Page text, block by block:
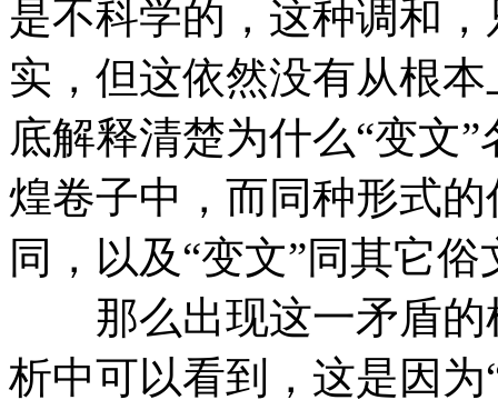
是不科学的，这种调和
实，但这依然没有从根
底解释清楚为什么“变文
煌卷子中，而同种形式
同，以及“变文”同其它
那么出现这一矛盾的
析中可以看到，这是因